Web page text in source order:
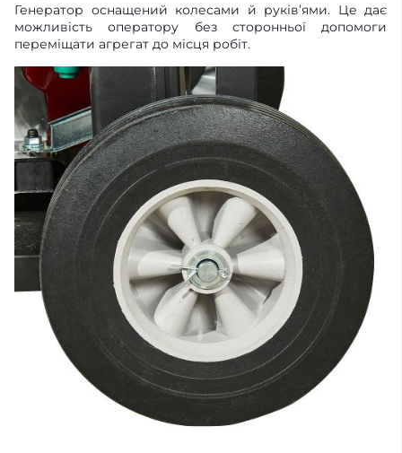
Генератор оснащений колесами й руків’ями. Це дає
можливість оператору без сторонньої допомоги
переміщати агрегат до місця робіт.